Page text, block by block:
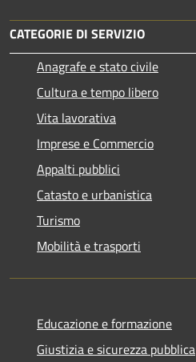
CATEGORIE DI SERVIZIO
Anagrafe e stato civile
Cultura e tempo libero
Vita lavorativa
Imprese e Commercio
Appalti pubblici
Catasto e urbanistica
Turismo
Mobilità e trasporti
Educazione e formazione
Giustizia e sicurezza pubblica